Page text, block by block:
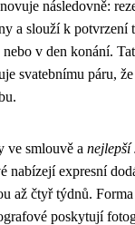
následovně:
a slouží k potvrzení
v den konání.
svatebnímu páru,
ve smlouvě a nejlepší
nabízejí expresní
až čtyř týdnů.
poskytují